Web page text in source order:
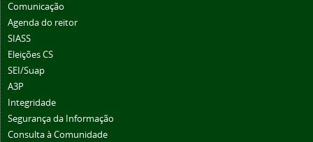
Comunicação
Agenda do reitor
SIASS
Eleições CS
SEI/Suap
A3P
Integridade
Segurança da Informação
Consulta à Comunidade